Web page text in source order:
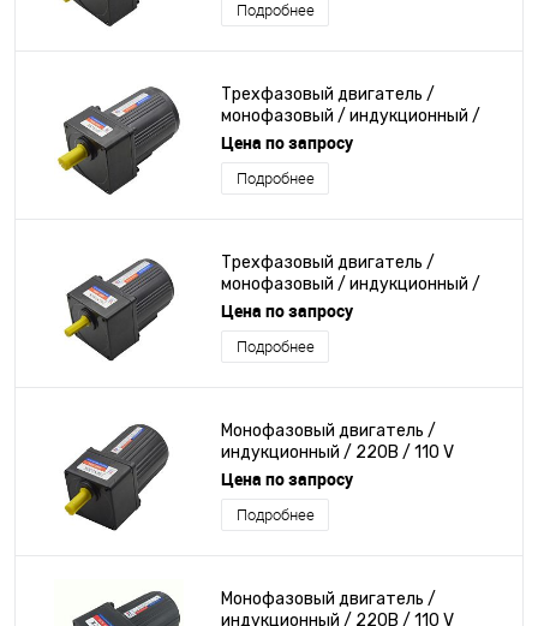
Подробнее
Трехфазовый двигатель /
монофазовый / индукционный /
220В
Цена по запросу
Подробнее
Трехфазовый двигатель /
монофазовый / индукционный /
220В
Цена по запросу
Подробнее
Монофазовый двигатель /
индукционный / 220В / 110 V
Цена по запросу
Подробнее
Монофазовый двигатель /
индукционный / 220В / 110 V